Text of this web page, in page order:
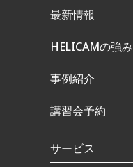
最新情報
HELICAMの強み
事例紹介
講習会予約
サービス